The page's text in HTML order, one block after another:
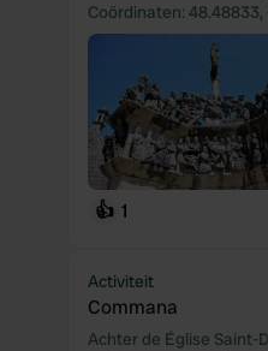
Coördinaten: 48.48833,
👍 1
Activiteit
Commana
Achter de Église Saint-